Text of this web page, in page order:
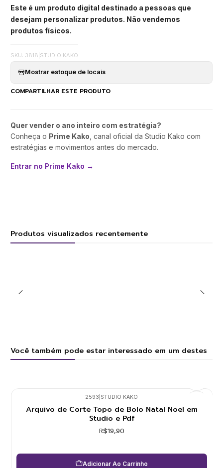
Este é um produto digital destinado a pessoas que
desejam personalizar produtos. Não vendemos
produtos físicos.
SKU: 3818 STUDIO KAKO
Mostrar estoque de locais
COMPARTILHAR ESTE PRODUTO
Quer vender o ano inteiro com estratégia?
Conheça o Prime Kako , canal oficial da Studio Kako com
estratégias e movimentos antes do mercado.
Entrar no Prime Kako →
Produtos visualizados recentemente
Você também pode estar interessado em um destes
2593 STUDIO KAKO
Arquivo de Corte Topo de Bolo Natal Noel em
Studio e Pdf
R$19,90
Adicionar Ao Carrinho